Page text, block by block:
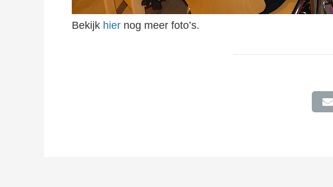
Bekijk hier nog meer foto’s.